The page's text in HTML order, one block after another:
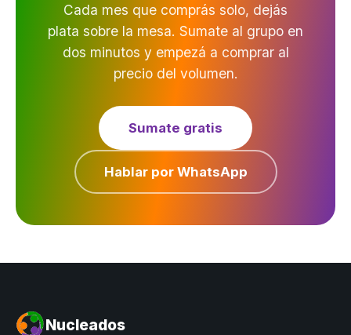
Cada mes que comprás solo, dejás
plata sobre la mesa. Sumate al grupo en
dos minutos y empezá a comprar al
precio del volumen.
Sumate gratis
Hablar por WhatsApp
Nucleados